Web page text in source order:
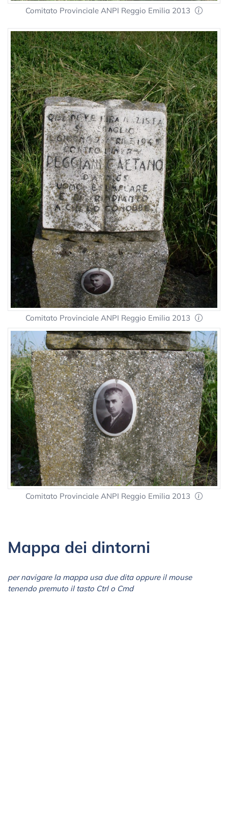
Comitato Provinciale ANPI Reggio Emilia 2013
Comitato Provinciale ANPI Reggio Emilia 2013
Comitato Provinciale ANPI Reggio Emilia 2013
Mappa dei dintorni
per navigare la mappa usa due dita oppure il mouse
tenendo premuto il tasto Ctrl o Cmd